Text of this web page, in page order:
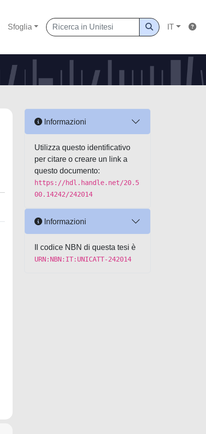
Sfoglia IT
Informazioni
Utilizza questo identificativo
per citare o creare un link a
questo documento:
https://hdl.handle.net/20.5
00.14242/242014
Informazioni
Il codice NBN di questa tesi è
URN:NBN:IT:UNICATT-242014